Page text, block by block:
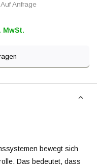
Anfrage
MwSt.
bewegt sich
Das bedeutet, dass